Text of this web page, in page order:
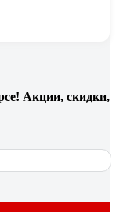
Акции, скидки,